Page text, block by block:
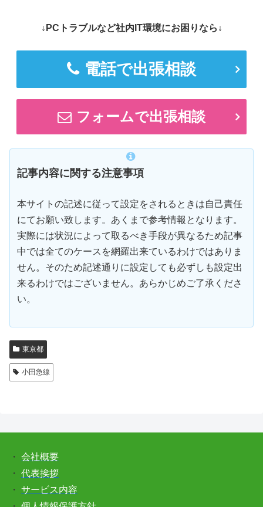
↓PCトラブルなど社内IT環境にお困りなら↓
電話で出張相談
フォームで出張相談
記事内容に関する注意事項
本サイトの記述に従って設定をされるときは自己責任
にてお願い致します。あくまで参考情報となります。
実際には状況によって取るべき手段が異なるため記事
中では全てのケースを網羅出来ているわけではありま
せん。そのため記述通りに設定しても必ずしも設定出
来るわけではございません。あらかじめご了承くださ
い。
東京都
小田急線
・ 会社概要
・ 代表挨拶
・ サービス内容